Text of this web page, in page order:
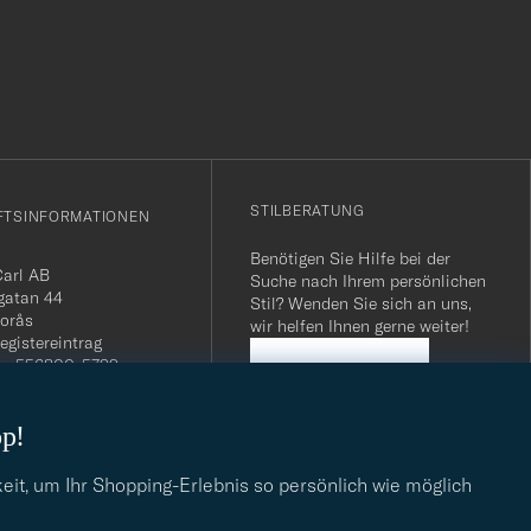
um Ihr Shopping-Erlebnis so persönlich wie möglich
AB
44
556800-5739
SE556800573901
040 / 22 63 88 96
STILBERATUNG
Benötigen Sie Hilfe bei der
Suche nach Ihrem persönlichen
Stil? Wenden Sie sich an uns,
wir helfen Ihnen gerne weiter!
STILBERATUNG